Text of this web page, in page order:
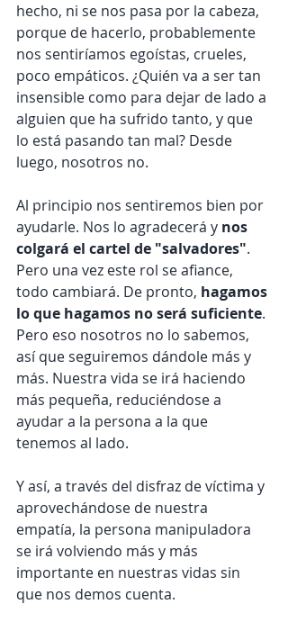
hecho, ni se nos pasa por la cabeza,
porque de hacerlo, probablemente
nos sentiríamos egoístas, crueles,
poco empáticos. ¿Quién va a ser tan
insensible como para dejar de lado a
alguien que ha sufrido tanto, y que
lo está pasando tan mal? Desde
luego, nosotros no.
Al principio nos sentiremos bien por
ayudarle. Nos lo agradecerá y nos
colgará el cartel de "salvadores".
Pero una vez este rol se afiance,
todo cambiará. De pronto, hagamos
lo que hagamos no será suficiente.
Pero eso nosotros no lo sabemos,
así que seguiremos dándole más y
más. Nuestra vida se irá haciendo
más pequeña, reduciéndose a
ayudar a la persona a la que
tenemos al lado.
Y así, a través del disfraz de víctima y
aprovechándose de nuestra
empatía, la persona manipuladora
se irá volviendo más y más
importante en nuestras vidas sin
que nos demos cuenta.